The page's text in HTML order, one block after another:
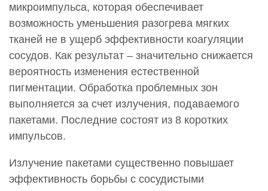
0001824
Лазерная коагуляция Вибим (Vbeam) Винные пятна
до 2см2
9 800 руб.
Лазерная коагуляция Вибим (Vbeam) Винные пятна
свыше 4см2
12 500 руб.
0001826
Лазерная коагуляция Вибим (Vbeam) Винные пятна
свыше 10 см2
17 400 руб.
микроимпульса, которая обеспечивает
возможность уменьшения разогрева мягких
тканей не в ущерб эффективности коагуляции
сосудов. Как результат – значительно снижается
вероятность изменения естественной
пигментации. Обработка проблемных зон
выполняется за счет излучения, подаваемого
пакетами. Последние состоят из 8 коротких
импульсов.
Излучение пакетами существенно повышает
эффективность борьбы с сосудистыми